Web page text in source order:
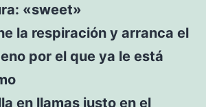
«sweet»
la respiración y arranca el
por el que ya le está
en llamas justo en el